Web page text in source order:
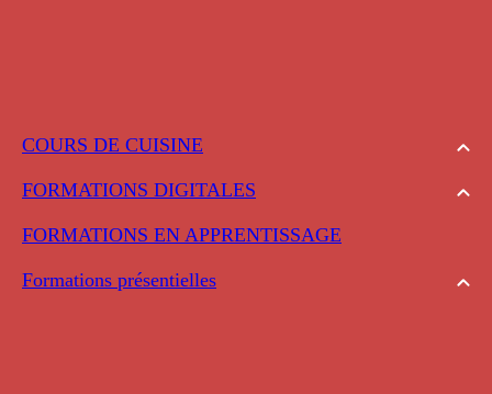
COURS DE CUISINE
FORMATIONS DIGITALES
FORMATIONS EN APPRENTISSAGE
Formations présentielles